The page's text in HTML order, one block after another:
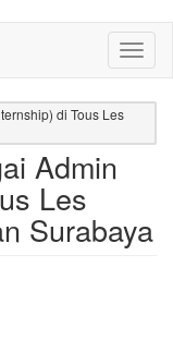
di Tous Les
Admin
Les
Surabaya